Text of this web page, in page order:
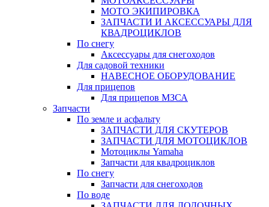
МОТО ЭКИПИРОВКА
ЗАПЧАСТИ И АКСЕССУАРЫ ДЛЯ
КВАДРОЦИКЛОВ
По снегу
Аксессуары для снегоходов
Для садовой техники
НАВЕСНОЕ ОБОРУДОВАНИЕ
Для прицепов
Для прицепов МЗСА
Запчасти
По земле и асфальту
ЗАПЧАСТИ ДЛЯ СКУТЕРОВ
ЗАПЧАСТИ ДЛЯ МОТОЦИКЛОВ
Мотоциклы Yamaha
Запчасти для квадроциклов
По снегу
Запчасти для снегоходов
По воде